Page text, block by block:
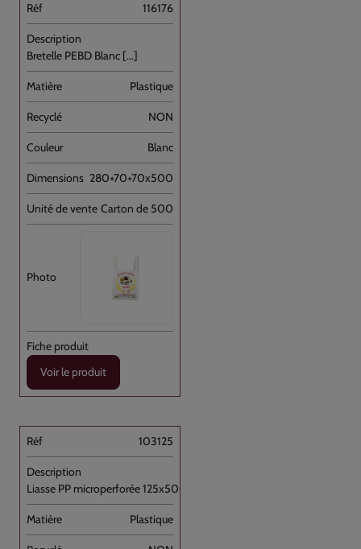
116176
Bretelle PEBD Blanc [...]
Plastique
NON
Blanc
280+70+70x500
Carton de 500
Voir le produit
103125
Liasse PP microperforée 125x500+P50//1000
Plastique